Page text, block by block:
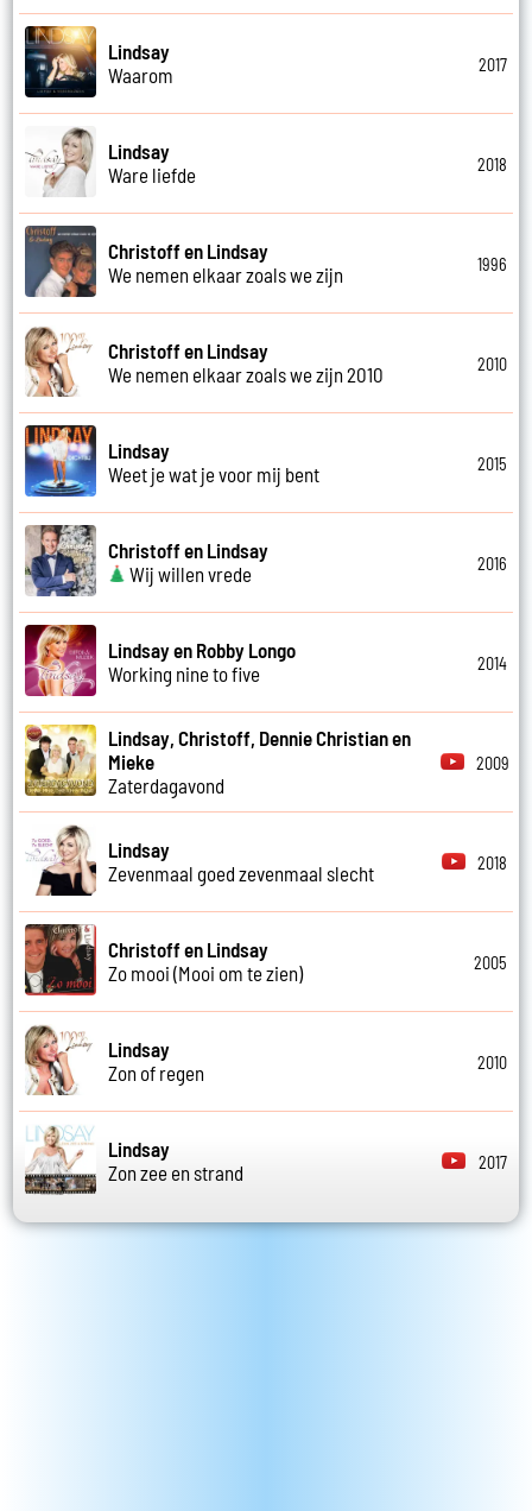
Lindsay
Waarom
2017
Lindsay
Ware liefde
2018
Christoff en Lindsay
We nemen elkaar zoals we zijn
1996
Christoff en Lindsay
We nemen elkaar zoals we zijn 2010
2010
Lindsay
Weet je wat je voor mij bent
2015
Christoff en Lindsay
Wij willen vrede
2016
Lindsay en Robby Longo
Working nine to five
2014
Lindsay, Christoff, Dennie Christian en
Mieke
Zaterdagavond
2009
Lindsay
Zevenmaal goed zevenmaal slecht
2018
Christoff en Lindsay
Zo mooi (Mooi om te zien)
2005
Lindsay
Zon of regen
2010
Lindsay
Zon zee en strand
2017